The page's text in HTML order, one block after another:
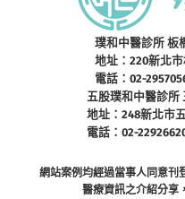
璞和中醫診所 板
地址：220新北
電話：02-
五股璞和中醫診所
地址：248新北市
電話：02-
網站案例均經過當事人同意刊
醫療資訊之介紹分享